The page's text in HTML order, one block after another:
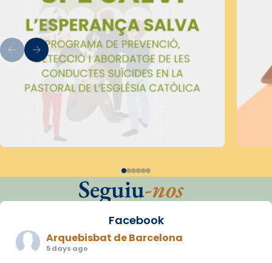
Seguiu-nos
Facebook
Arquebisbat de Barcelona
5 days ago